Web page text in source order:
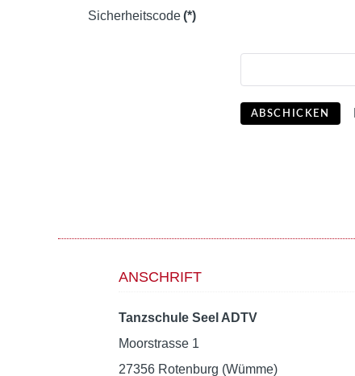
Sicherheitscode(*)
ABSCHICKEN
ANSCHRIFT
Tanzschule Seel ADTV
Moorstrasse 1
27356 Rotenburg (Wümme)